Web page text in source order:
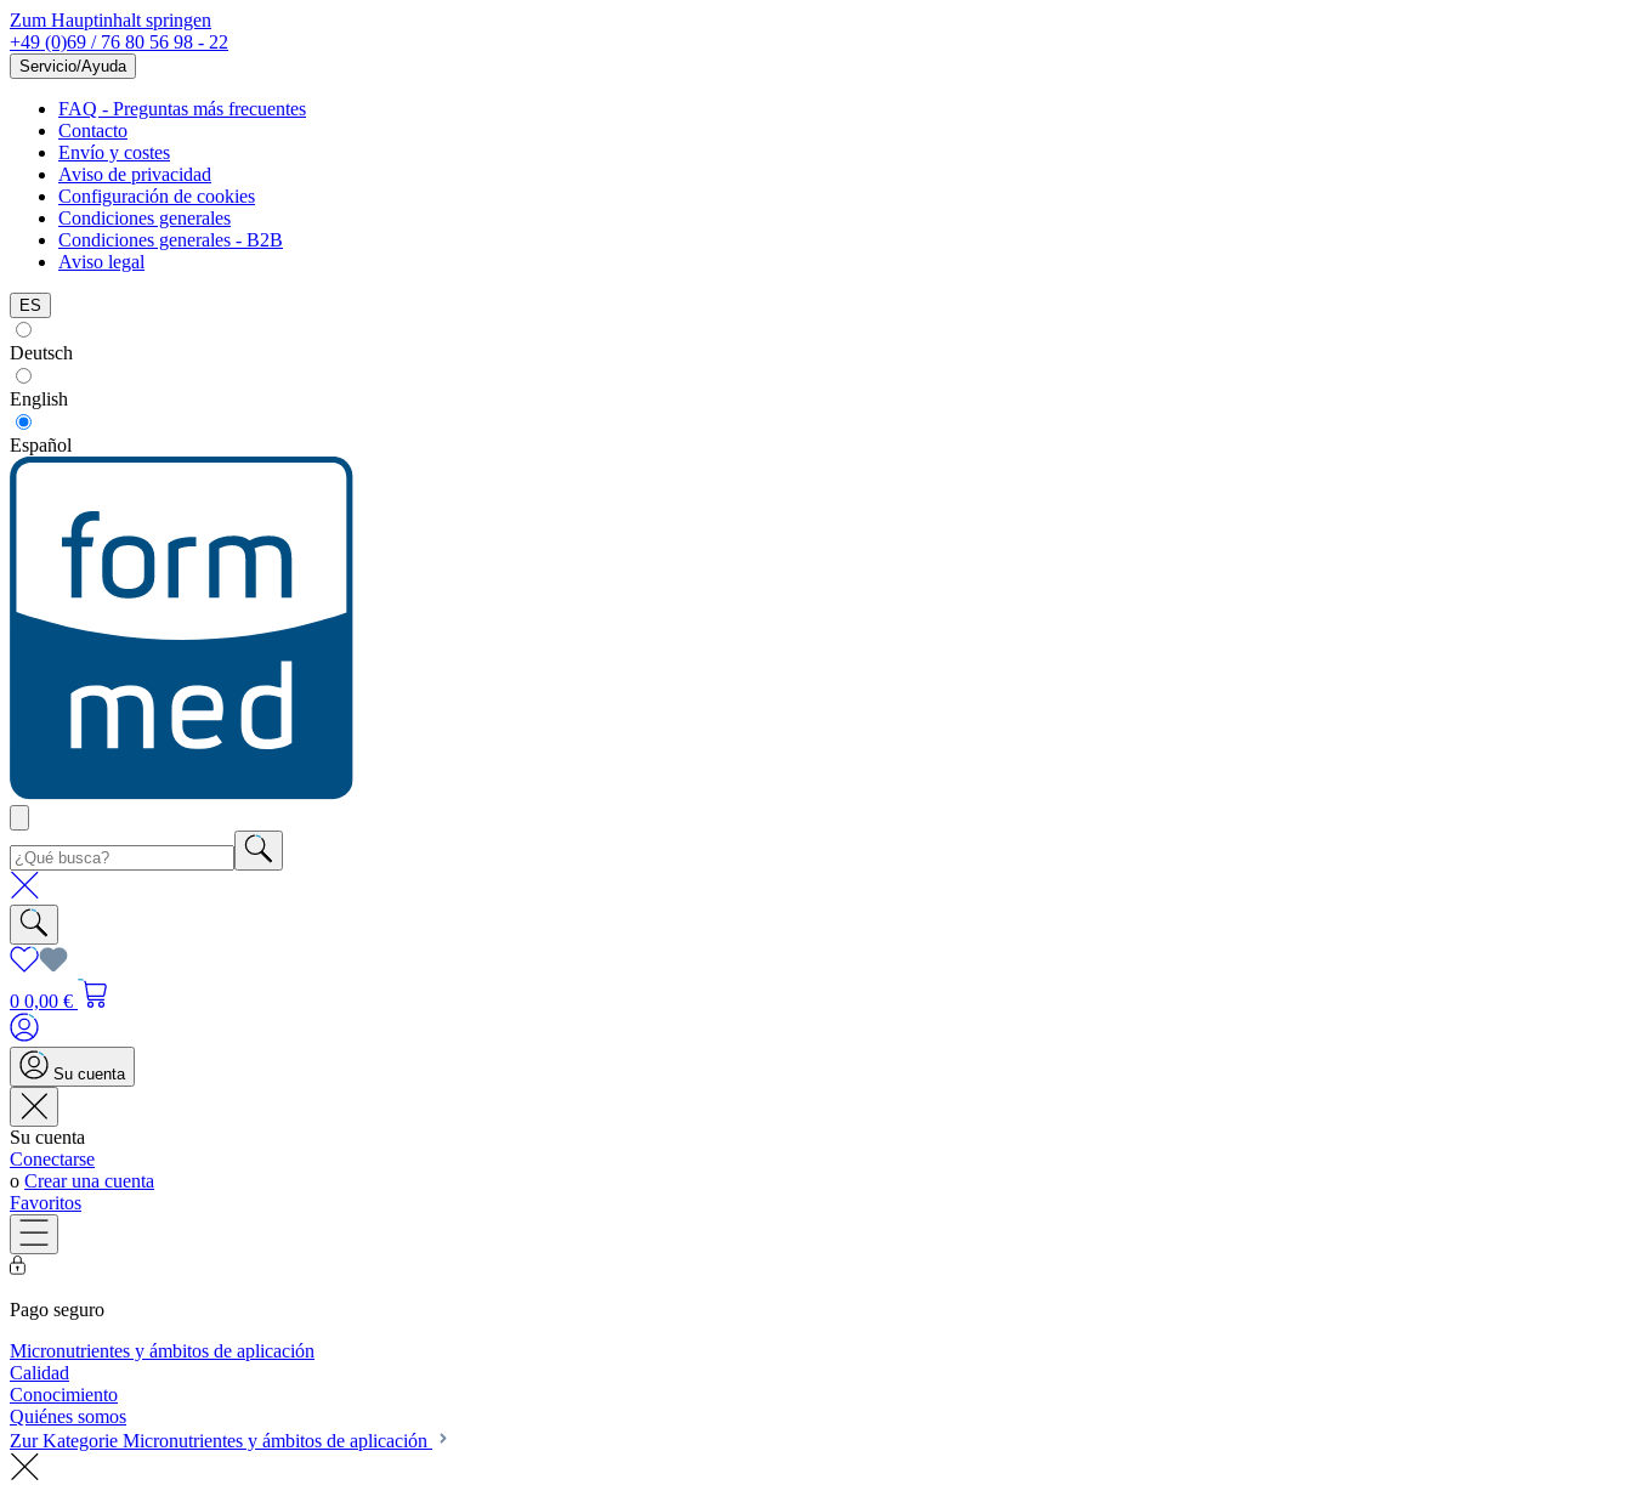
Zum Hauptinhalt springen
+49 (0)69 / 76 80 56 98 - 22
Servicio/Ayuda
FAQ - Preguntas más frecuentes
Contacto
Envío y costes
Aviso de privacidad
Configuración de cookies
Condiciones generales
Condiciones generales - B2B
Aviso legal
ES
Deutsch
English
Español
0 0,00 €
Su cuenta
Su cuenta
Conectarse
o Crear una cuenta
Favoritos
Pago seguro
Micronutrientes y ámbitos de aplicación
Calidad
Conocimiento
Quiénes somos
Zur Kategorie Micronutrientes y ámbitos de aplicación